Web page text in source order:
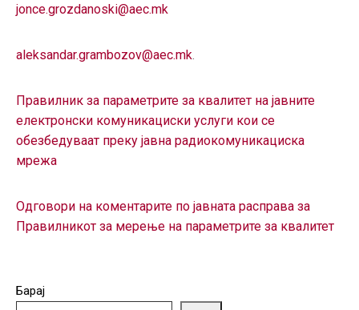
jonce.grozdanoski@aec.mk
aleksandar.grambozov@aec.mk.
Правилник за параметрите за квалитет на јавните
елeктронски комуникациски услуги кои се
обезбедуваат преку јавна радиокомуникациска
мрежа
Одговори на коментарите по јавната расправа за
Правилникот за мерење на параметрите за квалитет
Барај